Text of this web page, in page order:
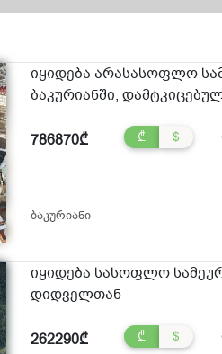
იყიდება არასასოფლო
ბაკურიანში,
786870₾ ₾ $
ბაკურიანი
იყიდება სასოფლო
დიდველთან
262290₾ ₾ $